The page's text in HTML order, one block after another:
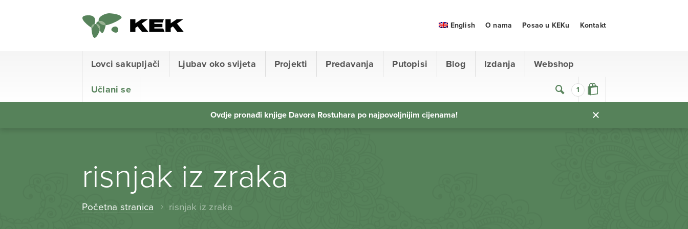
1
Lovci sakupljači Ljubav oko svijeta Projekti Predavanja Putopisi Blog Izdanja Webshop
Učlani se
English O nama Posao u KEKu Kontakt
Ovdje pronađi knjige Davora Rostuhara po najpovoljnijim cijenama!
risnjak iz zraka
Početna stranica risnjak iz zraka